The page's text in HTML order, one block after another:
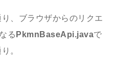
、ブラウザからのリクエ
る PkmnBaseApi.javaで
。